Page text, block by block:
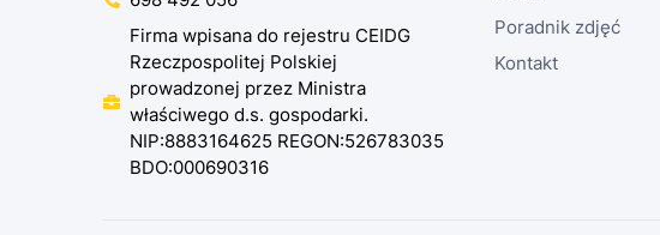
Firma wpisana do rejestru CEIDG
Rzeczpospolitej Polskiej
prowadzonej przez Ministra
właściwego d.s. gospodarki.
NIP:8883164625 REGON:526783035
BDO:000690316
Poradnik zdjęć
Kontakt